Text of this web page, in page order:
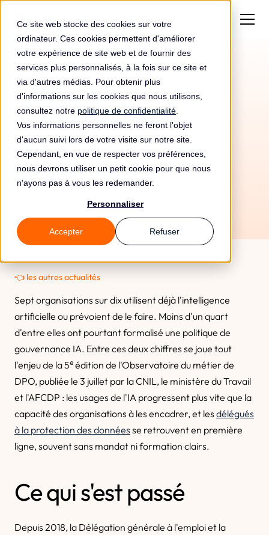
Ce site web stocke des cookies sur votre
ordinateur. Ces cookies permettent d'améliorer
votre expérience de site web et de fournir des
services plus personnalisés, à la fois sur ce site et
via d'autres médias. Pour obtenir plus
d'informations sur les cookies que nous utilisons,
consultez notre politique de confidentialité
Vos informations personnelles ne feront l'objet
d'aucun suivi lors de votre visite sur notre site.
Cependant, en vue de respecter vos préférences,
nous devrons utiliser un petit cookie pour que nous
n'ayons pas à vous les redemander.
Personnaliser
Accepter Refuser
3/7/26
👈 les autres actualités
Sept organisations sur dix utilisent déjà l'intelligence
artificielle ou prévoient de le faire. Moins d'un quart
d'entre elles ont pourtant formalisé une politique de
gouvernance IA. Entre ces deux chiffres se joue tout
l'enjeu de la 5e édition de l'Observatoire du métier de
DPO, publiée le 3 juillet par la CNIL, le ministère du Travail
et l'AFCDP : les usages de l'IA progressent plus vite que la
capacité des organisations à les encadrer, et les délégués
à la protection des données se retrouvent en première
ligne, souvent sans mandat ni formation clairs.
Ce qui s'est passé
Depuis 2018, la Délégation générale à l'emploi et la